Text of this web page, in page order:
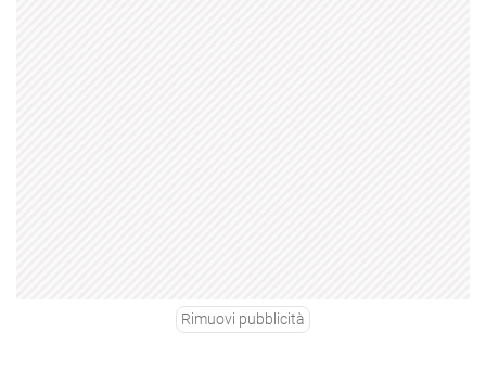
Rimuovi pubblicità